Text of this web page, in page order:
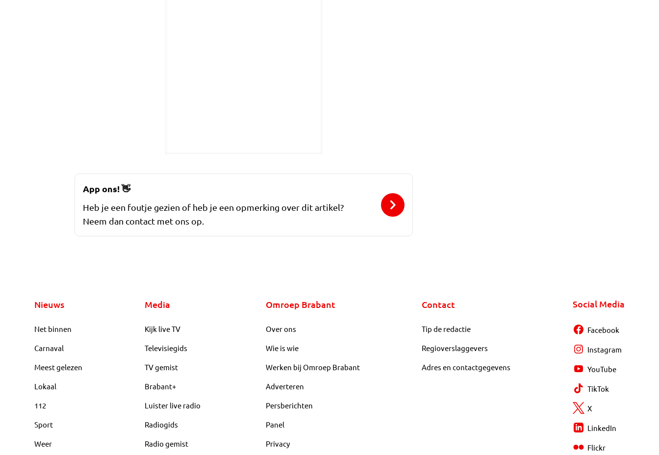
App ons!👋
Heb je een foutje gezien of heb je een opmerking over dit artikel?
Neem dan contact met ons op.
Nieuws
Net binnen
Carnaval
Meest gelezen
Lokaal
112
Sport
Weer
Media
Kijk live TV
Televisiegids
TV gemist
Brabant+
Luister live radio
Radiogids
Radio gemist
Omroep Brabant
Over ons
Wie is wie
Werken bij Omroep Brabant
Adverteren
Persberichten
Panel
Privacy
Contact
Tip de redactie
Regioverslaggevers
Adres en contactgegevens
Social Media
Facebook
Instagram
YouTube
TikTok
X
LinkedIn
Flickr